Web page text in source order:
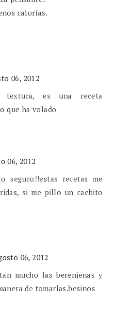
calorías.
06, 2012
textura, es una receta
que ha volado
06, 2012
seguro!!estas recetas me
si me pillo un cachito
06, 2012
mucho las berenjenas y
de tomarlas.besinos